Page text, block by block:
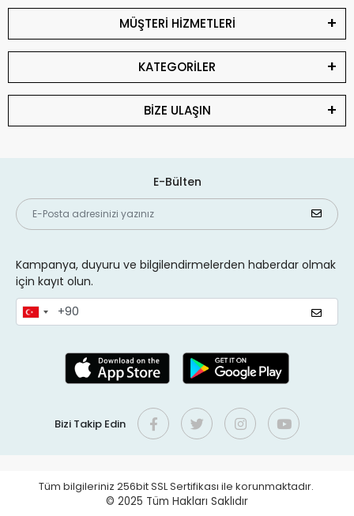
MÜŞTERİ HİZMETLERİ
KATEGORİLER
BİZE ULAŞIN
E-Bülten
Kampanya, duyuru ve bilgilendirmelerden haberdar olmak
için kayıt olun.
Bizi Takip Edin
Tüm bilgileriniz 256bit SSL Sertifikası ile korunmaktadır.
© 2025 Tüm Hakları Saklıdır